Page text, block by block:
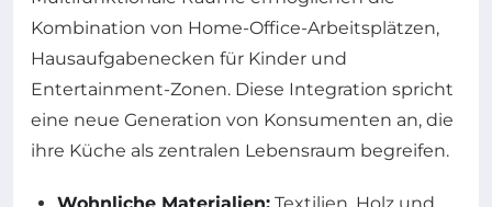
Kombination von Home-Office-Arbeitsplätzen,
Hausaufgabenecken für Kinder und
Entertainment-Zonen. Diese Integration spricht
eine neue Generation von Konsumenten an, die
ihre Küche als zentralen Lebensraum begreifen.